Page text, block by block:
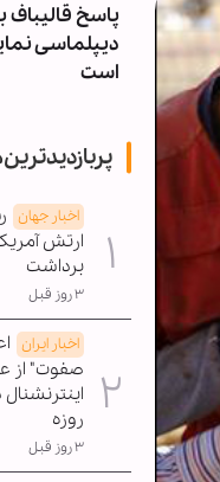
و
کند
پاسخ قالیباف
دیپلماسی
است
اخبار جهان
ارتش
برداشت
۳ روز قبل
اخبار ایران
صفوت" از
روزه
۳ روز قبل